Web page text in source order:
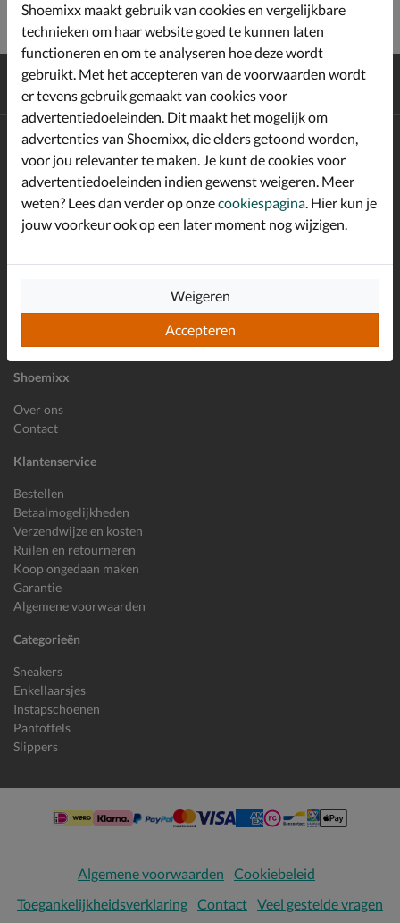
Gratisverzending en retour*
Achterafbetalen
Shoemixx
Over ons
Contact
Klantenservice
Bestellen
Betaalmogelijkheden
Verzendwijze en kosten
Ruilen en retourneren
Koop ongedaan maken
Garantie
Algemene voorwaarden
Categorieën
Sneakers
Enkellaarsjes
Instapschoenen
Pantoffels
Slippers
Altijd op de hoogte zijn?
Schrijf je in voor de Shoemixx nieuwsbrief en ontvang €10,-
welkomstkorting!
Inschrijven
Algemene voorwaarden
Cookiebeleid
Toegankelijkheidsverklaring Contact Veel gestelde vragen
Shoemixx maakt gebruik van cookies en vergelijkbare
technieken om haar website goed te kunnen laten
functioneren en om te analyseren hoe deze wordt
gebruikt. Met het accepteren van de voorwaarden wordt
er tevens gebruik gemaakt van cookies voor
advertentiedoeleinden. Dit maakt het mogelijk om
advertenties van Shoemixx, die elders getoond worden,
voor jou relevanter te maken. Je kunt de cookies voor
advertentiedoeleinden indien gewenst weigeren. Meer
weten? Lees dan verder op onzecookiespagina. Hier kun je
jouw voorkeur ook op een later moment nog wijzigen.
Accepteren
Weigeren